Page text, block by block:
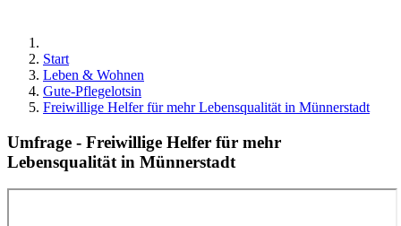
Start
Leben & Wohnen
Gute-Pflegelotsin
Freiwillige Helfer für mehr Lebensqualität in Münnerstadt
Umfrage - Freiwillige Helfer für mehr
Lebensqualität in Münnerstadt